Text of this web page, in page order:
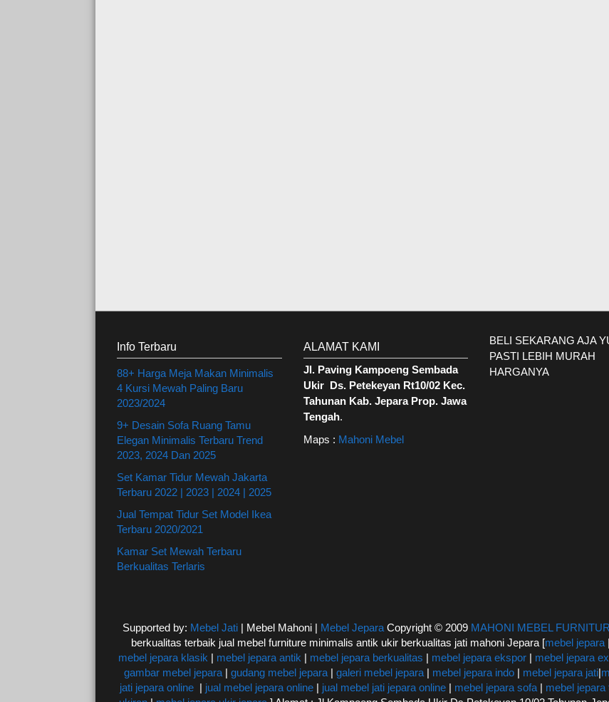
Info Terbaru
88+ Harga Meja Makan Minimalis
4 Kursi Mewah Paling Baru
2023/2024
9+ Desain Sofa Ruang Tamu
Elegan Minimalis Terbaru Trend
2023, 2024 Dan 2025
Set Kamar Tidur Mewah Jakarta
Terbaru 2022 | 2023 | 2024 | 2025
Jual Tempat Tidur Set Model Ikea
Terbaru 2020/2021
Kamar Set Mewah Terbaru
Berkualitas Terlaris
ALAMAT KAMI
Jl. Paving Kampoeng Sembada
Ukir Ds. Petekeyan Rt10/02 Kec.
Tahunan Kab. Jepara Prop. Jawa
Tengah.
Maps : Mahoni Mebel
BELI SEKARANG AJA
PASTI LEBIH MURAH
HARGANYA
Supported by: Mebel Jati| Mebel Mahoni | Mebel JeparaCopyright © 2009 MAHONI MEBEL
berkualitas terbaik jual mebel furniture minimalis antik ukir berkualitas jati mahoni Jepara [mebel jepara|
mebel jepara klasik | mebel jepara antik | mebel jepara berkualitas | mebel jepara ekspor | mebel jepara
gambar mebel jepara | gudang mebel jepara | galeri mebel jepara | mebel jepara indo | mebel jepara jati|
jati jepara online| jual mebel jepara online| jual mebel jati jepara online| mebel jepara sofa| mebel